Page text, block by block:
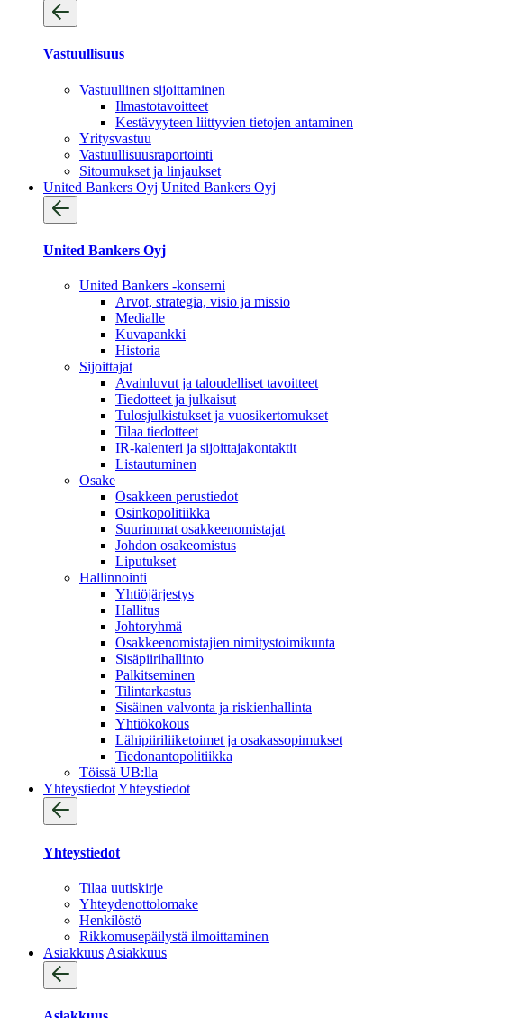
Vastuullisuus
Vastuullinen sijoittaminen
Ilmastotavoitteet
Kestävyyteen liittyvien tietojen antaminen
Yritysvastuu
Vastuullisuus­raportointi
Sitoumukset ja linjaukset
United Bankers Oyj United Bankers Oyj
United Bankers Oyj
United Bankers -konserni
Arvot, strategia, visio ja missio
Medialle
Kuvapankki
Historia
Sijoittajat
Avainluvut ja taloudelliset tavoitteet
Tiedotteet ja julkaisut
Tulosjulkistukset ja vuosikertomukset
Tilaa tiedotteet
IR-kalenteri ja sijoittajakontaktit
Listautuminen
Osake
Osakkeen perustiedot
Osinkopolitiikka
Suurimmat osakkeenomistajat
Johdon osakeomistus
Liputukset
Hallinnointi
Yhtiöjärjestys
Hallitus
Johtoryhmä
Osakkeenomistajien nimitystoimikunta
Sisäpiirihallinto
Palkitseminen
Tilintarkastus
Sisäinen valvonta ja riskienhallinta
Yhtiökokous
Lähipiiriliiketoimet ja osakassopimukset
Tiedonantopolitiikka
Töissä UB:lla
YhteystiedotYhteystiedot
Yhteystiedot
Tilaa uutiskirje
Yhteydenotto­lomake
Henkilöstö
Rikkomusepäilystä ilmoittaminen
Asiakkuus Asiakkuus